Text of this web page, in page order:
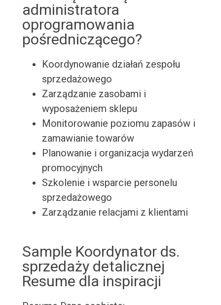
administratora
oprogramowania
pośredniczącego?
Koordynowanie działań zespołu
sprzedażowego
Zarządzanie zasobami i
wyposażeniem sklepu
Monitorowanie poziomu zapasów i
zamawianie towarów
Planowanie i organizacja wydarzeń
promocyjnych
Szkolenie i wsparcie personelu
sprzedażowego
Zarządzanie relacjami z klientami
Sample Koordynator ds.
sprzedaży detalicznej
Resume dla inspiracji